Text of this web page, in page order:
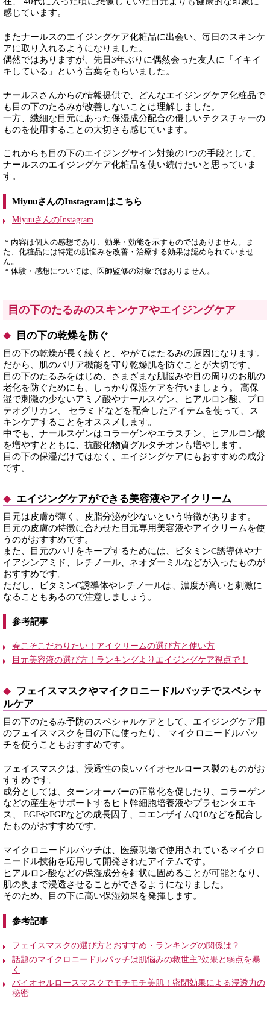
感じています。
またナールスのエイジングケア化粧品に出会い、毎日のスキンケ
アに取り入れるようになりました。
偶然ではありますが、先日3年ぶりに偶然会った友人に「イキイ
キしている」という言葉をもらいました。
ナールスさんからの情報提供で、どんなエイジングケア化粧品で
も目の下のたるみが改善しないことは理解しました。
一方、繊細な目元にあった保湿成分配合の優しいテクスチャーの
ものを使用することの大切さも感じています。
これからも目の下のエイジングサイン対策の1つの手段として、
ナールスのエイジングケア化粧品を使い続けたいと思っていま
す。
MiyuuさんのInstagramはこちら
MiyuuさんのInstagram
＊内容は個人の感想であり、効果・効能を示すものではありません。ま
た、化粧品には特定の肌悩みを改善・治療する効果は認められていませ
ん。
＊体験・感想については、医師監修の対象ではありません。
目の下のたるみのスキンケアやエイジングケア
目の下の乾燥を防ぐ
目の下の乾燥が長く続くと、やがてはたるみの原因になります。
だから、肌のバリア機能を守り乾燥肌を防ぐことが大切です。
目の下のたるみをはじめ、さまざまな肌悩みや目の周りのお肌の
老化を防ぐためにも、しっかり保湿ケアを行いましょう。 高保
湿で刺激の少ないアミノ酸やナールスゲン、ヒアルロン酸、プロ
テオグリカン、 セラミドなどを配合したアイテムを使って、ス
キンケアすることをオススメします。
中でも、ナールスゲンはコラーゲンやエラスチン、ヒアルロン酸
を増やすとともに、抗酸化物質グルタチオンも増やします。
目の下の保湿だけではなく、エイジングケアにもおすすめの成分
です。
エイジングケアができる美容液やアイクリーム
目元は皮膚が薄く、皮脂分泌が少ないという特徴があります。
目元の皮膚の特徴に合わせた目元専用美容液やアイクリームを使
うのがおすすめです。
また、目元のハリをキープするためには、ビタミンC誘導体やナ
イアシンアミド、レチノール、ネオダーミルなどが入ったものが
おすすめです。
ただし、ビタミンC誘導体やレチノールは、濃度が高いと刺激に
なることもあるので注意しましょう。
参考記事
春こそこだわりたい！アイクリームの選び方と使い方
目元美容液の選び方！ランキングよりエイジングケア視点で！
フェイスマスクやマイクロニードルパッチでスペシャ
ルケア
目の下のたるみ予防のスペシャルケアとして、エイジングケア用
のフェイスマスクを目の下に使ったり、 マイクロニードルパッ
チを使うこともおすすめです。
フェイスマスクは、浸透性の良いバイオセルロース製のものがお
すすめです。
成分としては、ターンオーバーの正常化を促したり、コラーゲン
などの産生をサポートするヒト幹細胞培養液やプラセンタエキ
ス、 EGFやFGFなどの成長因子、コエンザイムQ10などを配合し
たものがおすすめです。
マイクロニードルパッチは、医療現場で使用されているマイクロ
ニードル技術を応用して開発されたアイテムです。
ヒアルロン酸などの保湿成分を針状に固めることが可能となり、
肌の奥まで浸透させることができるようになりました。
そのため、目の下に高い保湿効果を発揮します。
参考記事
フェイスマスクの選び方とおすすめ・ランキングの関係は？
話題のマイクロニードルパッチは肌悩みの救世主?効果と弱点を暴
く
バイオセルロースマスクでモチモチ美肌！密閉効果による浸透力の
秘密